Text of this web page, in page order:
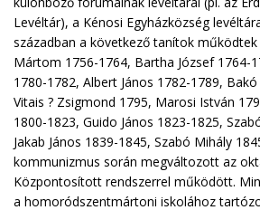
Levéltár), a Kénosi Egyházközség
században a következő tanítok működtek
Mártom 1756-1764, Bartha József 1764-
1780-1782, Albert János 1782-1789,
Vitais ? Zsigmond 1795, Marosi István
1800-1823, Guido János 1823-1825,
Jakab János 1839-1845, Szabó Mihály
kommunizmus során megváltozott az
Központosított rendszerrel működött.
a homoródszentmártoni iskolához